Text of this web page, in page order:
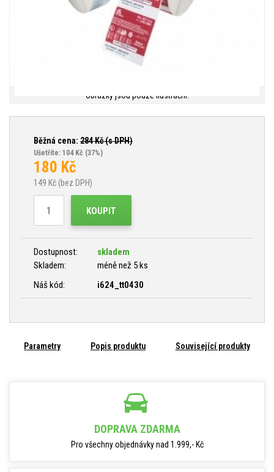
Obrázky jsou pouze ilustrační.
Běžná cena: 284Kč (s DPH)
Ušetříte: 104 Kč (37%)
180 Kč
149 Kč (bez DPH)
KOUPIT
Dostupnost:
skladem
Skladem:
méně než 5 ks
Náš kód:
i624_tt0430
Parametry Popis produktu Související produkty
DOPRAVA ZDARMA
Pro všechny objednávky nad 1.999,- Kč